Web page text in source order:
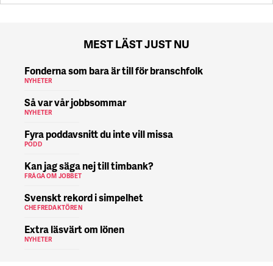
MEST LÄST JUST NU
Fonderna som bara är till för branschfolk
NYHETER
Så var vår jobbsommar
NYHETER
Fyra poddavsnitt du inte vill missa
PODD
Kan jag säga nej till timbank?
FRÅGA OM JOBBET
Svenskt rekord i simpelhet
CHEFREDAKTÖREN
Extra läsvärt om lönen
NYHETER